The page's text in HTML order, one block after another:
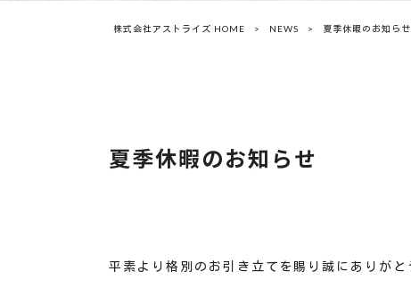
株式会社アストライズ HOME > NEWS > 夏季休暇のお知らせ
夏季休暇のお知らせ
平素より格別のお引き立てを賜り誠にありがと